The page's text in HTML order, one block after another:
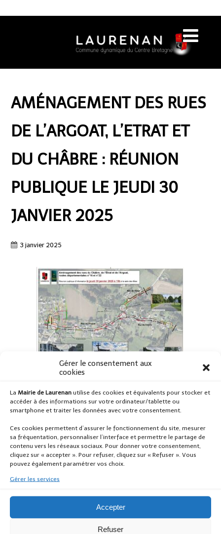
Gérer le consentement aux
cookies
La Mairie de Laurenan utilise des cookies et équivalents pour stocker et
accéder à des informations sur votre ordinateur/tablette ou
smartphone et traiter les données avec votre consentement.
Ces cookies permettent d’assurer le fonctionnement du site, mesurer
sa fréquentation, personnaliser l’interface et permettre le partage de
contenu vers les réseaux sociaux. Pour donner votre consentement,
cliquez sur « accepter ». Pour refuser, cliquez sur « Refuser ». Vous
pouvez également paramétrer vos choix.
Gérer les services
Accepter
Refuser
AMÉNAGEMENT DES RUES
DE L’ARGOAT, L’ETRAT ET
DU CHÂBRE : RÉUNION
PUBLIQUE LE JEUDI 30
JANVIER 2025
3 janvier 2025
Une réunion publique est organiséele Jeudi 30 janvier
la présentation du projet d’aménagement des rues du
Châbre, de l’Etrat et de l’Argoat
Vendredi 17 janvier 2025, à
ménagères : calendrier